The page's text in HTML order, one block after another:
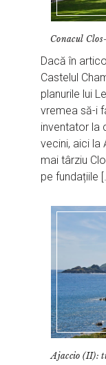
Conacul
Dacă în
Castelul
planurile lui
vremea să-i
inventator la
vecini, aici la
mai târziu
pe fundațiile
Ajaccio (II):